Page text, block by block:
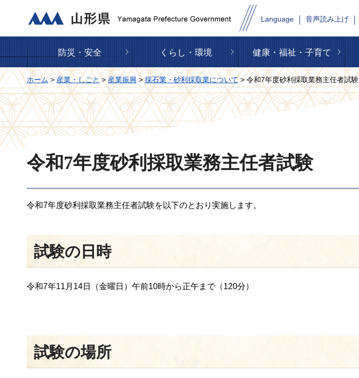
山形県 Language 音声読み上げ
防災・安全 くらし・環境 健康・福祉・子育て
ホーム>産業・しごと >産業振興>採石業・砂利採取業について> 令和7年度砂利採取業務主任者試験
令和7年度砂利採取業務主任者試験
令和7年度砂利採取業務主任者試験を以下のとおり実施します。
試験の日時
令和7年11月14日（金曜日）午前10時から正午まで（120分）
試験の場所